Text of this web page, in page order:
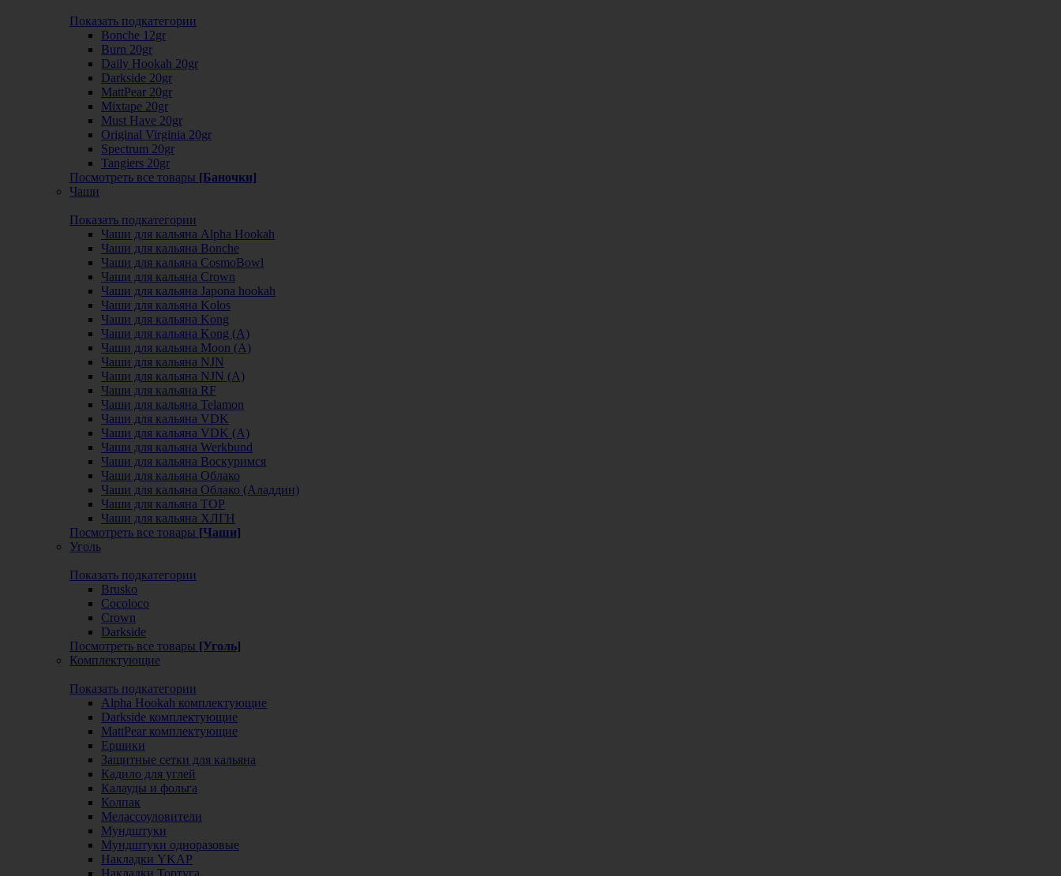
Показать подкатегории
Bonche 12gr
Burn 20gr
Daily Hookah 20gr
Darkside 20gr
MattPear 20gr
Mixtape 20gr
Must Have 20gr
Original Virginia 20gr
Spectrum 20gr
Tangiers 20gr
Посмотреть все товары [Баночки]
Чаши
Показать подкатегории
Чаши для кальяна Alpha Hookah
Чаши для кальяна Bonche
Чаши для кальяна CosmoBowl
Чаши для кальяна Crown
Чаши для кальяна Japona hookah
Чаши для кальяна Kolos
Чаши для кальяна Kong
Чаши для кальяна Kong (A)
Чаши для кальяна Moon (А)
Чаши для кальяна NJN
Чаши для кальяна NJN (А)
Чаши для кальяна RF
Чаши для кальяна Telamon
Чаши для кальяна VDK
Чаши для кальяна VDK (А)
Чаши для кальяна Werkbund
Чаши для кальяна Воскуримся
Чаши для кальяна Облако
Чаши для кальяна Облако (Аладдин)
Чаши для кальяна ТОР
Чаши для кальяна ХЛГН
Посмотреть все товары [Чаши]
Уголь
Показать подкатегории
Brusko
Cocoloco
Crown
Darkside
Посмотреть все товары [Уголь]
Комплектующие
Показать подкатегории
Alpha Hookah комплектующие
Darkside комплектующие
MattPear комплектующие
Ершики
Защитные сетки для кальяна
Кадило для углей
Калауды и фольга
Колпак
Мелассоуловители
Мундштуки
Мундштуки одноразовые
Накладки YKAP
Накладки Тортуга